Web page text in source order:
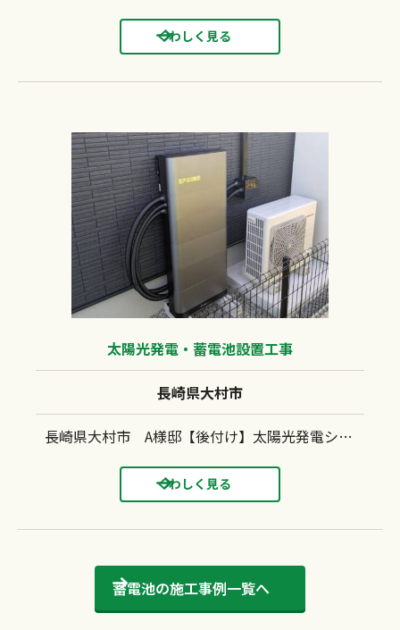
くわしく見る
太陽光発電・蓄電池設置工事
長崎県大村市
長崎県大村市 A様邸【後付け】太陽光発電システム(カナディアンソーラー：CS6.2-48-TM-455）蓄電池(カナディアンソーラー：EPCube HES-JP2-613G）設置工事 瓦屋根 瓦アンカー工法
くわしく見る
蓄電池の施工事例一覧へ